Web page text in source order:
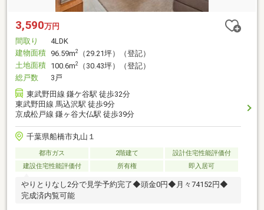
3,590万円
間取り
4LDK
建物面積 96.59m2
（29.21坪）（登記）
土地面積 100.6m2
（30.43坪）（登記）
総戸数
3戸
東武野田線 鎌ケ谷駅 徒歩32分
東武野田線 馬込沢駅 徒歩9分
京成松戸線 鎌ヶ谷大仏駅 徒歩39分
千葉県船橋市丸山１
都市ガス 2階建て
設計住宅性能評価付
建設住宅性能評価付
所有権 即入居可
やりとりなし2分で見学予約完了◆頭金0円◆月々74152円◆
完成済内覧可能